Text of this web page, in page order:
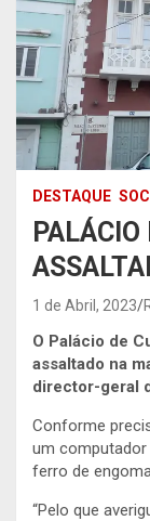
DESTAQUE
1 de Abril, 2023
O Palácio de
assaltado na
director-geral
Conforme
um
ferro de
“Pelo que